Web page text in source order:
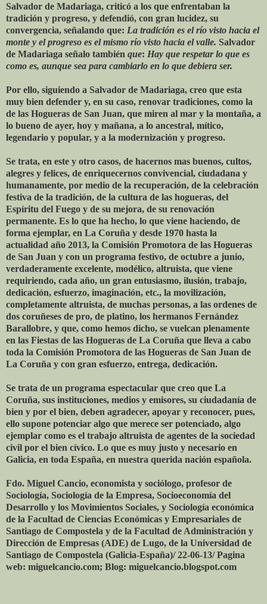
Salvador de Madariaga, criticó a los que enfrentaban la
tradición y progreso, y defendió, con gran lucidez, su
convergencia, señalando que: La tradición es el río visto hacia el
monte y el progreso es el mismo río visto hacia el valle. Salvador
de Madariaga señalo también que: Hay que respetar lo que es
como es, aunque sea para cambiarlo en lo que debiera ser.
Por ello, siguiendo a Salvador de Madariaga, creo que esta
muy bien defender y, en su caso, renovar tradiciones, como la
de las Hogueras de San Juan, que miren al mar y la montaña, a
lo bueno de ayer, hoy y mañana, a lo ancestral, mítico,
legendario y popular, y a la modernización y progreso.
Se trata, en este y otro casos, de hacernos mas buenos, cultos,
alegres y felices, de enriquecernos convivencial, ciudadana y
humanamente, por medio de la recuperación, de la celebración
festiva de la tradición, de la cultura de las hogueras, del
Espíritu del Fuego y de su mejora, de su renovación
permanente. Es lo que ha hecho, lo que viene haciendo, de
forma ejemplar, en La Coruña y desde 1970 hasta la
actualidad año 2013, la Comisión Promotora de las Hogueras
de San Juan y con un programa festivo, de octubre a junio,
verdaderamente excelente, modélico, altruista, que viene
requiriendo, cada año, un gran entusiasmo, ilusión, trabajo,
dedicación, esfuerzo, imaginación, etc., la movilización,
completamente altruista, de muchas personas, a las ordenes de
dos coruñeses de pro, de platino, los hermanos Fernández
Barallobre, y que, como hemos dicho, se vuelcan plenamente
en las Fiestas de las Hogueras de La Coruña que lleva a cabo
toda la Comisión Promotora de las Hogueras de San Juan de
La Coruña y con gran esfuerzo, entrega, dedicación.
Se trata de un programa espectacular que creo que La
Coruña, sus instituciones, medios y emisores, su ciudadanía de
bien y por el bien, deben agradecer, apoyar y reconocer, pues,
ello supone potenciar algo que merece ser potenciado, algo
ejemplar como es el trabajo altruista de agentes de la sociedad
civil por el bien cívico. Lo que es muy justo y necesario en
Galicia, en toda España, en nuestra querida nación española.
Fdo. Miguel Cancio, economista y sociólogo, profesor de
Sociología, Sociología de la Empresa, Socioeconomía del
Desarrollo y los Movimientos Sociales, y Sociología económica
de la Facultad de Ciencias Económicas y Empresariales de
Santiago de Compostela y de la Facultad de Administración y
Dirección de Empresas (ADE) de Lugo, de la Universidad de
Santiago de Compostela (Galicia-España)/ 22-06-13/ Pagina
web: miguelcancio.com; Blog: miguelcancio.blogspot.com